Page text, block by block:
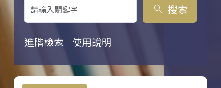
search 搜索
進階檢索 使用說明